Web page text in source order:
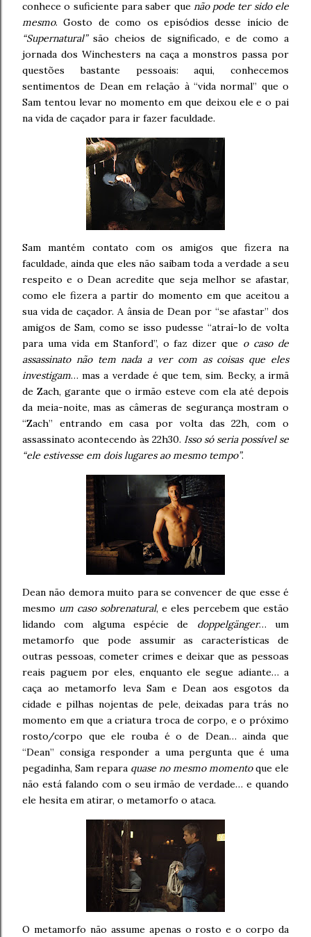
conhece o suficiente para saber que não pode ter sido ele
mesmo. Gosto de como os episódios desse início de
“Supernatural”são cheios de significado, e de como a
jornada dos Winchesters na caça a monstros passa por
questões bastante pessoais: aqui, conhecemos
sentimentos de Dean em relação à “vida normal” que o
Sam tentou levar no momento em que deixou ele e o pai
na vida de caçador para ir fazer faculdade.
Sam mantém contato com os amigos que fizera na
faculdade, ainda que eles não saibam toda a verdade a seu
respeito e o Dean acredite que seja melhor se afastar,
como ele fizera a partir do momento em que aceitou a
sua vida de caçador. A ânsia de Dean por “se afastar” dos
amigos de Sam, como se isso pudesse “atraí-lo de volta
para uma vida em Stanford”, o faz dizer que o caso de
assassinato não tem nada a ver com as coisas que eles
investigam… mas a verdade é que tem, sim. Becky, a irmã
de Zach, garante que o irmão esteve com ela até depois
da meia-noite, mas as câmeras de segurança mostram o
“Zach” entrando em casa por volta das 22h, com o
assassinato acontecendo às 22h30. Isso só seria possível se
“ele estivesse em dois lugares ao mesmo tempo”.
Dean não demora muito para se convencer de que esse é
mesmo um caso sobrenatural, e eles percebem que estão
lidando com alguma espécie de doppelgänger… um
metamorfo que pode assumir as características de
outras pessoas, cometer crimes e deixar que as pessoas
reais paguem por eles, enquanto ele segue adiante… a
caça ao metamorfo leva Sam e Dean aos esgotos da
cidade e pilhas nojentas de pele, deixadas para trás no
momento em que a criatura troca de corpo, e o próximo
rosto/corpo que ele rouba é o de Dean… ainda que
“Dean” consiga responder a uma pergunta que é uma
pegadinha, Sam repara quase no mesmo momentoque ele
não está falando com o seu irmão de verdade… e quando
ele hesita em atirar, o metamorfo o ataca.
O metamorfo não assume apenas o rosto e o corpo da